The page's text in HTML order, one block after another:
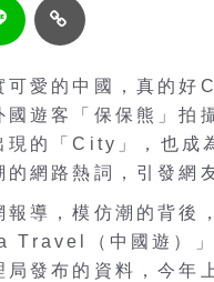
可愛的中國，真的好
國遊客「保保熊」拍
現的「City」，也成
的網路熱詞，引發網
報導，模仿潮的背後
Travel（中國遊）
局發布的資料，今年